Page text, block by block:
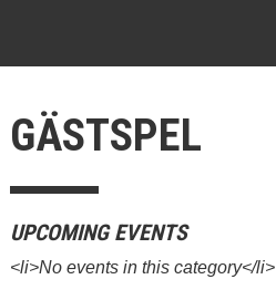
GÄSTSPEL
UPCOMING EVENTS
<li>No events in this category</li>